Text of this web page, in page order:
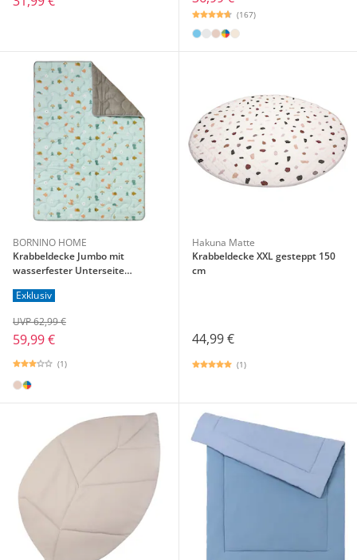
(167)
BORNINO HOME
Krabbeldecke Jumbo mit
wasserfester Unterseite
Exklusiv
59,99 €
UVP 62,99 €
(1)
Hakuna Matte
Krabbeldecke XXL gesteppt 150
cm
44,99 €
(1)